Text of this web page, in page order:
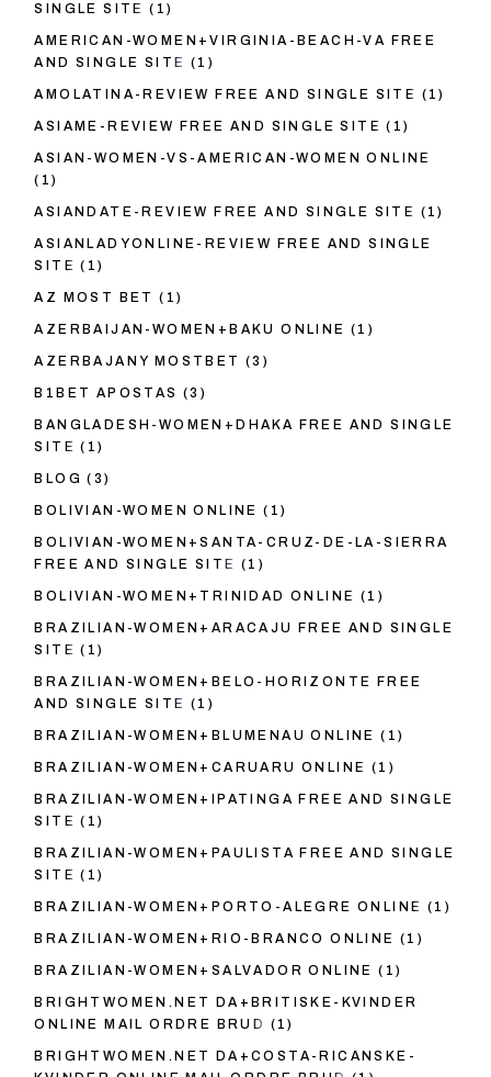
SINGLE SITE (1)
AMERICAN-WOMEN+VIRGINIA-BEACH-VA FREE
AND SINGLE SITE (1)
AMOLATINA-REVIEW FREE AND SINGLE SITE (1)
ASIAME-REVIEW FREE AND SINGLE SITE (1)
ASIAN-WOMEN-VS-AMERICAN-WOMEN ONLINE
(1)
ASIANDATE-REVIEW FREE AND SINGLE SITE (1)
ASIANLADYONLINE-REVIEW FREE AND SINGLE
SITE (1)
AZ MOST BET (1)
AZERBAIJAN-WOMEN+BAKU ONLINE (1)
AZERBAJANY MOSTBET (3)
B1BET APOSTAS (3)
BANGLADESH-WOMEN+DHAKA FREE AND SINGLE
SITE (1)
BLOG (3)
BOLIVIAN-WOMEN ONLINE (1)
BOLIVIAN-WOMEN+SANTA-CRUZ-DE-LA-SIERRA
FREE AND SINGLE SITE (1)
BOLIVIAN-WOMEN+TRINIDAD ONLINE (1)
BRAZILIAN-WOMEN+ARACAJU FREE AND SINGLE
SITE (1)
BRAZILIAN-WOMEN+BELO-HORIZONTE FREE
AND SINGLE SITE (1)
BRAZILIAN-WOMEN+BLUMENAU ONLINE (1)
BRAZILIAN-WOMEN+CARUARU ONLINE (1)
BRAZILIAN-WOMEN+IPATINGA FREE AND SINGLE
SITE (1)
BRAZILIAN-WOMEN+PAULISTA FREE AND SINGLE
SITE (1)
BRAZILIAN-WOMEN+PORTO-ALEGRE ONLINE (1)
BRAZILIAN-WOMEN+RIO-BRANCO ONLINE (1)
BRAZILIAN-WOMEN+SALVADOR ONLINE (1)
BRIGHTWOMEN.NET DA+BRITISKE-KVINDER
ONLINE MAIL ORDRE BRUD (1)
BRIGHTWOMEN.NET DA+COSTA-RICANSKE-